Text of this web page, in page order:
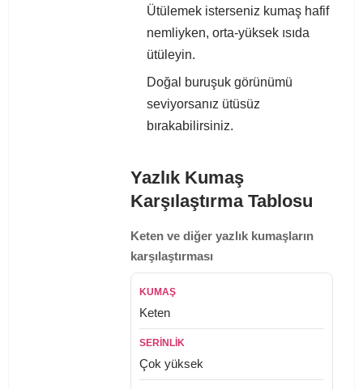
Ütülemek isterseniz kumaş hafif
nemliyken, orta-yüksek ısıda
ütüleyin.
Doğal buruşuk görünümü
seviyorsanız ütüsüz
bırakabilirsiniz.
Yazlık Kumaş
Karşılaştırma Tablosu
Keten ve diğer yazlık kumaşların
karşılaştırması
Keten
Çok yüksek